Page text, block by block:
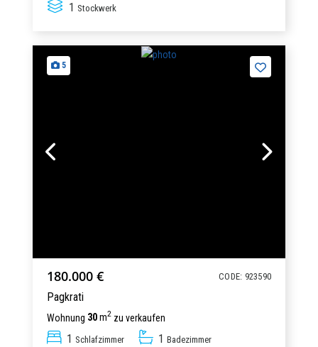
1 Stockwerk
5
180.000 € CODE: 923590
Pagkrati
Wohnung 30m2 zu verkaufen
1 Schlafzimmer 1 Badezimmer